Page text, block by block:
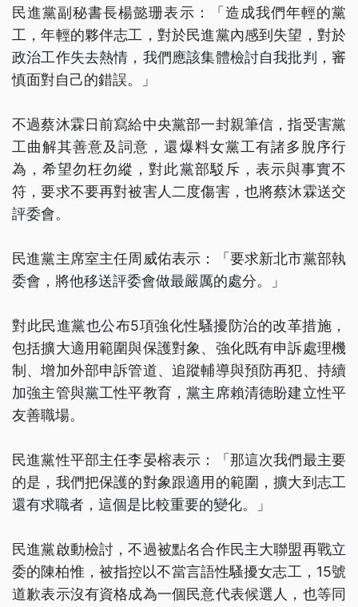
民進黨副秘書長楊懿珊表示：「造成我們年輕的黨
工，年輕的夥伴志工，對於民進黨內感到失望，對於
政治工作失去熱情，我們應該集體檢討自我批判，審
慎面對自己的錯誤。」
不過蔡沐霖日前寫給中央黨部一封親筆信，指受害黨
工曲解其善意及詞意，還爆料女黨工有諸多脫序行
為，希望勿枉勿縱，對此黨部駁斥，表示與事實不
符，要求不要再對被害人二度傷害，也將蔡沐霖送交
評委會。
民進黨主席室主任周威佑表示：「要求新北市黨部執
委會，將他移送評委會做最嚴厲的處分。」
對此民進黨也公布5項強化性騷擾防治的改革措施，
包括擴大適用範圍與保護對象、強化既有申訴處理機
制、增加外部申訴管道、追蹤輔導與預防再犯、持續
加強主管與黨工性平教育，黨主席賴清德盼建立性平
友善職場。
民進黨性平部主任李晏榕表示：「那這次我們最主要
的是，我們把保護的對象跟適用的範圍，擴大到志工
還有求職者，這個是比較重要的變化。」
民進黨啟動檢討，不過被點名合作民主大聯盟再戰立
委的陳柏惟，被指控以不當言語性騷擾女志工，15號
道歉表示沒有資格成為一個民意代表候選人，也等同